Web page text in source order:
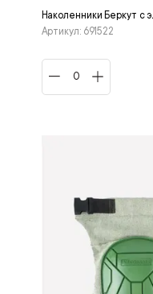
Наколенники Беркут с
Артикул: 691522